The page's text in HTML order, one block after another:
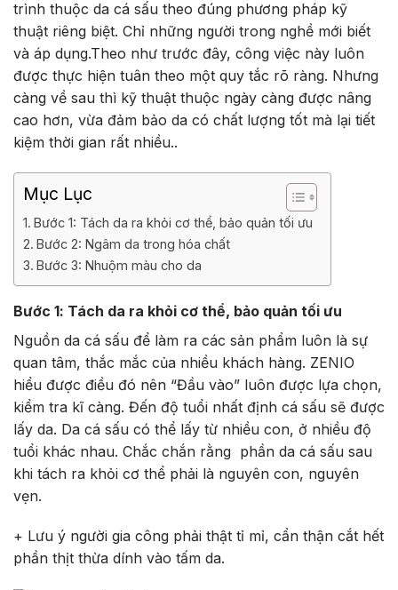
trình thuộc da cá sấu theo đúng phương pháp kỹ
thuật riêng biệt. Chỉ những người trong nghề mới biết
và áp dụng.Theo như trước đây, công việc này luôn
được thực hiện tuân theo một quy tắc rõ ràng. Nhưng
càng về sau thì kỹ thuật thuộc ngày càng được nâng
cao hơn, vừa đảm bảo da có chất lượng tốt mà lại tiết
kiệm thời gian rất nhiều..
Mục Lục
Bước 1: Tách da ra khỏi cơ thể, bảo quản tối ưu
Bước 2: Ngâm da trong hóa chất
Bước 3: Nhuộm màu cho da
Bước 1: Tách da ra khỏi cơ thể, bảo quản tối ưu
Nguồn da cá sấu để làm ra các sản phẩm luôn là sự
quan tâm, thắc mắc của nhiều khách hàng. ZENIO
hiểu được điều đó nên “Đầu vào” luôn được lựa chọn,
kiểm tra kĩ càng. Đến độ tuổi nhất định cá sấu sẽ được
lấy da. Da cá sấu có thể lấy từ nhiều con, ở nhiều độ
tuổi khác nhau. Chắc chắn rằng phần da cá sấu sau
khi tách ra khỏi cơ thể phải là nguyên con, nguyên
vẹn.
+ Lưu ý người gia công phải thật tỉ mỉ, cẩn thận cắt hết
phần thịt thừa dính vào tấm da.